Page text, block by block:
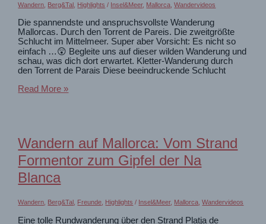
Wandern Berg&Tal Highlights / Insel&Meer, Mallorca ,Wandervideos
Die spannendste und anspruchsvollste Wanderung
Mallorcas. Durch den Torrent de Pareis. Die zweitgrößte
Schlucht im Mittelmeer. Super aber Vorsicht: Es nicht so
einfach …😲 Begleite uns auf dieser wilden Wanderung und
schau, was dich dort erwartet. Kletter-Wanderung durch
den Torrent de Parais Diese beeindruckende Schlucht
Mallorcas
Torrent
de
Parais
Read More »
Wandern auf Mallorca: Vom Strand
Formentor zum Gipfel der Na
Blanca
Wandern Berg&Tal Freunde Highlights / Insel&Meer, Mallorca ,Wandervideos
Eine tolle Rundwanderung über den Strand Platja de